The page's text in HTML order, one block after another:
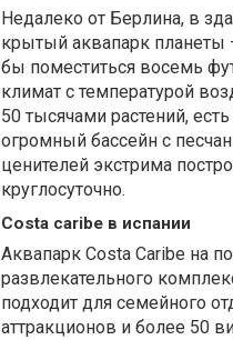
Недалеко от Берлина, в
крытый аквапарк планеты
бы поместиться восемь
климат с температурой
50 тысячами растений,
огромный бассейн с
ценителей экстрима
круглосуточно.
Costa caribe в испании
Аквапарк Costa Caribe на
развлекательного
подходит для семейного
аттракционов и более 50